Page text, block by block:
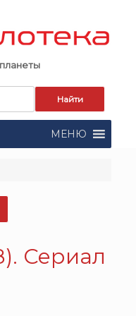
МЕНЮ
Сериал